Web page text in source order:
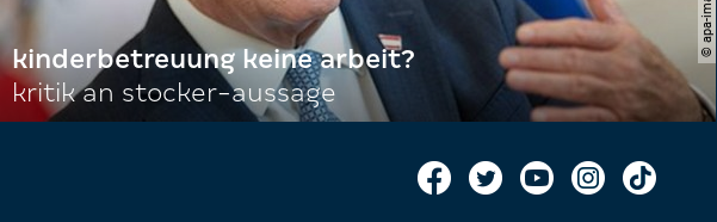
kinderbetreuung keine arbeit?
kritik an stocker-aussage